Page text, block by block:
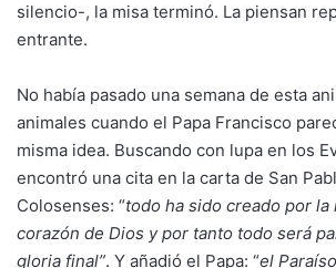
silencio-, la misa terminó. La piensan
entrante.
No había pasado una semana de esta
animales cuando el Papa Francisco
misma idea. Buscando con lupa en los
encontró una cita en la carta de San
Colosenses: “todo ha sido creado por la
corazón de Dios y por tanto todo será
gloria final”. Y añadió el Papa: “el